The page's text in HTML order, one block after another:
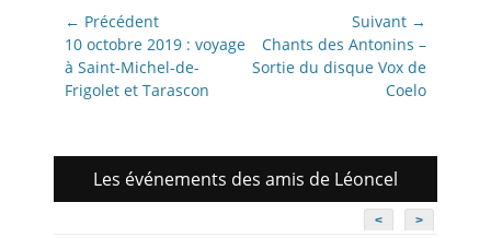
Navigation
de
l’article
← Précédent
Article
précédent:
10 octobre 2019 : voyage
à Saint-Michel-de-
Frigolet et Tarascon
Suivant →
Article
suivant:
Chants des Antonins –
Sortie du disque Vox de
Coelo
Les événements des amis de Léoncel
< >